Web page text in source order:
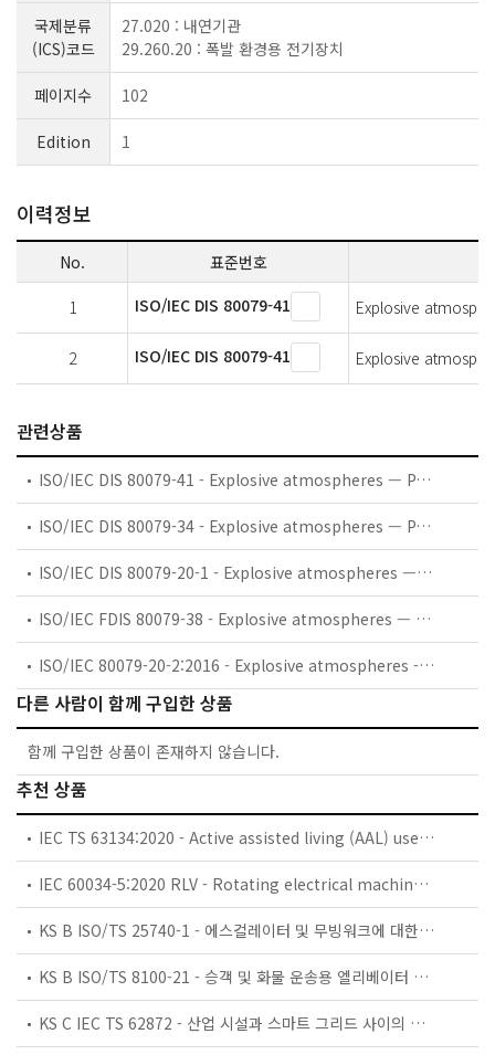
국제분류
(ICS)코드
27.020 : 내연기관
29.260.20 : 폭발 환경용 전기장치
페이지수 102
Edition 1
이력정보
No. 표준번호
1 ISO/IEC DIS 80079-41 Explosive
2 ISO/IEC DIS 80079-41 Explosive
관련상품
ISO/IEC DIS 80079-41 - Explosive atmospheres — Part 41: Reciprocating internal combustion engines
ISO/IEC DIS 80079-34 - Explosive atmospheres — Part 34: Application of quality management systems for Ex Product manufacture
ISO/IEC DIS 80079-20-1 - Explosive atmospheres — Part 20-1: Material characteristics for gas and vapour classification — Test methods and data
ISO/IEC FDIS 80079-38 - Explosive atmospheres — Part 38: Equipment and components in explosive atmospheres in underground mines
ISO/IEC 80079-20-2:2016 - Explosive atmospheres - Part 20-2: Material characteristics - Combustible dusts test methods
다른 사람이 함께 구입한 상품
함께 구입한 상품이 존재하지 않습니다.
추천 상품
IEC TS 63134:2020 - Active assisted living (AAL) use cases
IEC 60034-5:2020 RLV - Rotating electrical machines - Part 5: Degrees of protection provided by the integral design of rotating electrical machines (IP code) - Classification
KS B ISO/TS 25740-1 - 에스컬레이터 및 무빙워크에 대한 안전요건 — 제1부: 세계공통 필수 안전요건(GESRs)
KS B ISO/TS 8100-21 - 승객 및 화물 운송용 엘리베이터 —제21부: 세계공통 필수안전요건(GESRs)을 충족하는 세계공통 안전 파라미터(GSPs)
KS C IEC TS 62872 - 산업 시설과 스마트 그리드 사이의 산업 공정 측정, 제어 및 자동화 시스템 인터페이스